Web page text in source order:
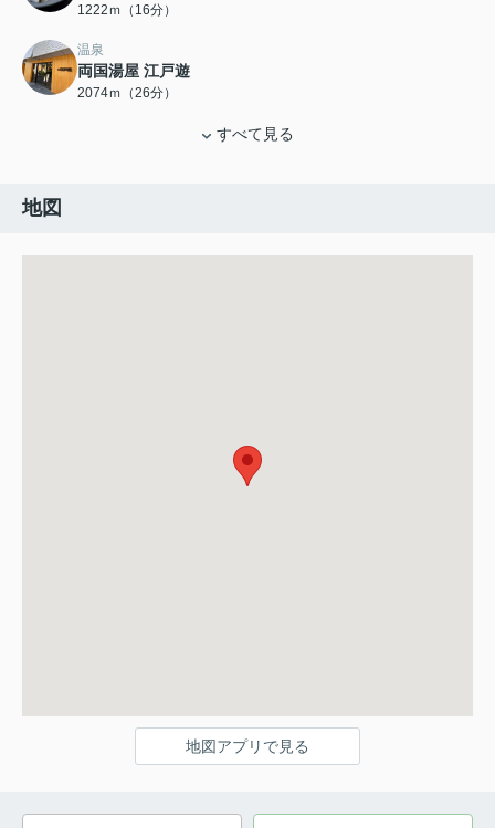
1222ｍ（16分）
温泉
両国湯屋 江戸遊
2074ｍ（26分）
すべて見る
地図
地図アプリで見る